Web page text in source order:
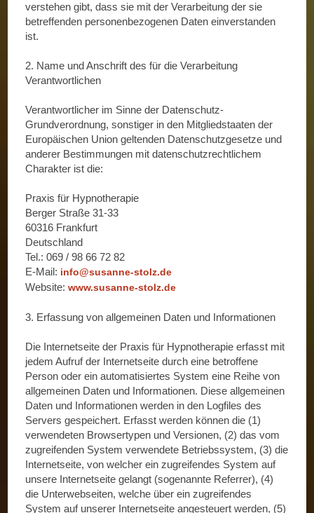
verstehen gibt, dass sie mit der Verarbeitung der sie
betreffenden personenbezogenen Daten einverstanden
ist.
2. Name und Anschrift des für die Verarbeitung
Verantwortlichen
Verantwortlicher im Sinne der Datenschutz-
Grundverordnung, sonstiger in den Mitgliedstaaten der
Europäischen Union geltenden Datenschutzgesetze und
anderer Bestimmungen mit datenschutzrechtlichem
Charakter ist die:
Praxis für Hypnotherapie
Berger Straße 31-33
60316 Frankfurt
Deutschland
Tel.: 069 / 98 66 72 82
E-Mail: info@susanne-stolz.de
Website:www.susanne-stolz.de
3. Erfassung von allgemeinen Daten und Informationen
Die Internetseite der Praxis für Hypnotherapie erfasst mit
jedem Aufruf der Internetseite durch eine betroffene
Person oder ein automatisiertes System eine Reihe von
allgemeinen Daten und Informationen. Diese allgemeinen
Daten und Informationen werden in den Logfiles des
Servers gespeichert. Erfasst werden können die (1)
verwendeten Browsertypen und Versionen, (2) das vom
zugreifenden System verwendete Betriebssystem, (3) die
Internetseite, von welcher ein zugreifendes System auf
unsere Internetseite gelangt (sogenannte Referrer), (4)
die Unterwebseiten, welche über ein zugreifendes
System auf unserer Internetseite angesteuert werden, (5)